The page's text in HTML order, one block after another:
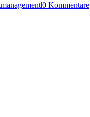
|0 Kommentare